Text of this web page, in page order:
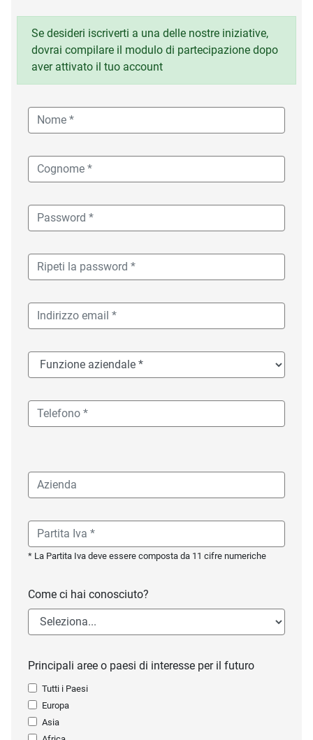
Se desideri iscriverti a una delle nostre iniziative,
dovrai compilare il modulo di partecipazione dopo
aver attivato il tuo account
* La Partita Iva deve essere composta da 11 cifre numeriche
Come ci hai conosciuto?
Principali aree o paesi di interesse per il futuro
Tutti i Paesi
Europa
Asia